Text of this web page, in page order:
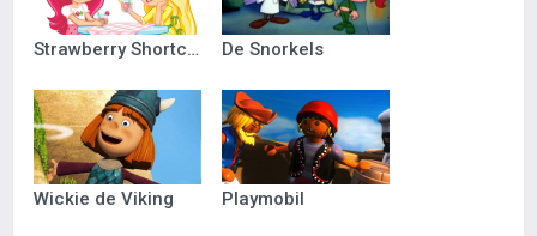
Strawberry Shortcake De Snorkels
Wickie de Viking Playmobil